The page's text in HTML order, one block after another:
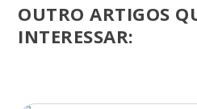
OUTRO ARTIGOS
INTERESSAR: